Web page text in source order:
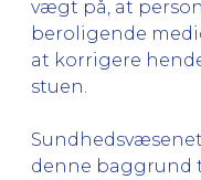
vægt på, at
beroligende
at korrigere
stuen.
denne baggrund